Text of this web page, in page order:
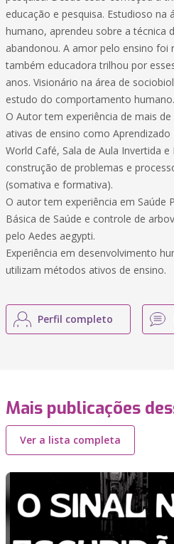
educação e pesquisa. Estudioso
humano, aprendeu sobre a técnica
abandonou. A amor pelo ensino foi
também educadora trilhou por
anos. Visionário na área de
estudo do comportamento humano.
O Autor tem experiência de mais
ativas de ensino como
World Café, Sala de Aula Invertida e
construção de problemas e
(somativa e formativa).
O autor tem experiência em Saúde
Básica de Saúde e controle de
pelo Aedes aegypti.
Experiência em desenvolvimento
utilizam métodos ativos de ensino.
Perfil completo
Mais publicações
Ver a lista completa